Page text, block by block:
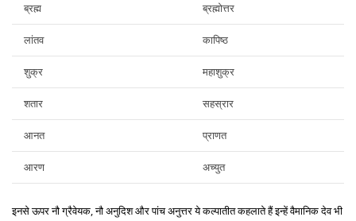
ब्रह्म ब्रह्मोत्तर
लांतव कापिष्ठ
शुक्र महाशुक्र
शतार सहस्रार
आनत प्राणत
आरण अच्युत
इनसे ऊपर नौ ग्रैवेयक, नौ अनुदिश और पांच अनुत्तर ये कल्पातीत कहलाते हैं इन्हें वैमानिक देव भी